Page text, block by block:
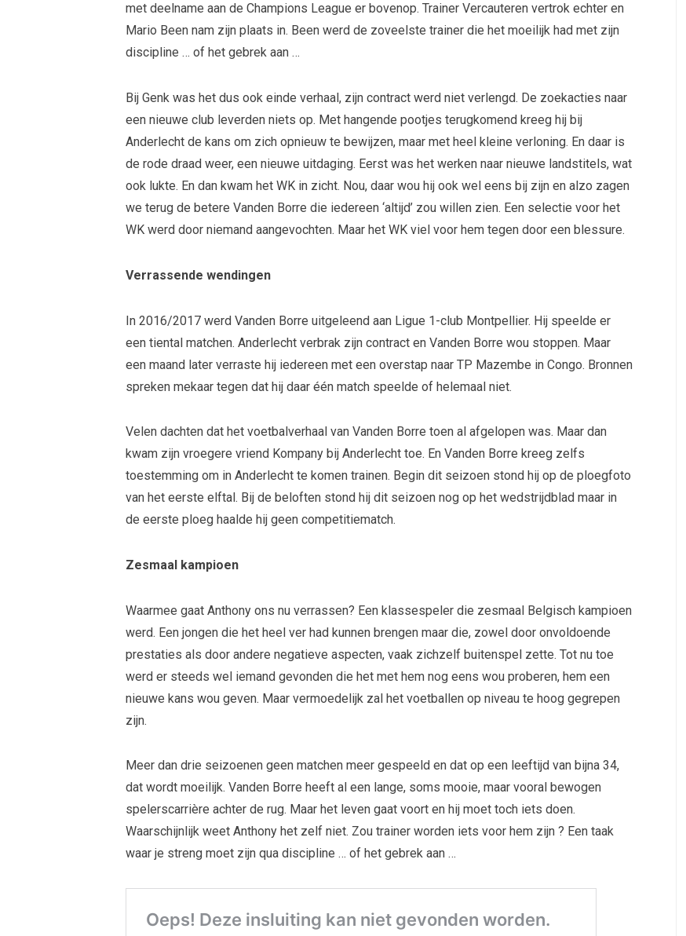
met deelname aan de Champions League er bovenop. Trainer Vercauteren vertrok echter en
Mario Been nam zijn plaats in. Been werd de zoveelste trainer die het moeilijk had met zijn
discipline … of het gebrek aan …
Bij Genk was het dus ook einde verhaal, zijn contract werd niet verlengd. De zoekacties naar
een nieuwe club leverden niets op. Met hangende pootjes terugkomend kreeg hij bij
Anderlecht de kans om zich opnieuw te bewijzen, maar met heel kleine verloning. En daar is
de rode draad weer, een nieuwe uitdaging. Eerst was het werken naar nieuwe landstitels, wat
ook lukte. En dan kwam het WK in zicht. Nou, daar wou hij ook wel eens bij zijn en alzo zagen
we terug de betere Vanden Borre die iedereen ‘altijd’ zou willen zien. Een selectie voor het
WK werd door niemand aangevochten. Maar het WK viel voor hem tegen door een blessure.
Verrassende wendingen
In 2016/2017 werd Vanden Borre uitgeleend aan Ligue 1-club Montpellier. Hij speelde er
een tiental matchen. Anderlecht verbrak zijn contract en Vanden Borre wou stoppen. Maar
een maand later verraste hij iedereen met een overstap naar TP Mazembe in Congo. Bronnen
spreken mekaar tegen dat hij daar één match speelde of helemaal niet.
Velen dachten dat het voetbalverhaal van Vanden Borre toen al afgelopen was. Maar dan
kwam zijn vroegere vriend Kompany bij Anderlecht toe. En Vanden Borre kreeg zelfs
toestemming om in Anderlecht te komen trainen. Begin dit seizoen stond hij op de ploegfoto
van het eerste elftal. Bij de beloften stond hij dit seizoen nog op het wedstrijdblad maar in
de eerste ploeg haalde hij geen competitiematch.
Zesmaal kampioen
Waarmee gaat Anthony ons nu verrassen? Een klassespeler die zesmaal Belgisch kampioen
werd. Een jongen die het heel ver had kunnen brengen maar die, zowel door onvoldoende
prestaties als door andere negatieve aspecten, vaak zichzelf buitenspel zette. Tot nu toe
werd er steeds wel iemand gevonden die het met hem nog eens wou proberen, hem een
nieuwe kans wou geven. Maar vermoedelijk zal het voetballen op niveau te hoog gegrepen
zijn.
Meer dan drie seizoenen geen matchen meer gespeeld en dat op een leeftijd van bijna 34,
dat wordt moeilijk. Vanden Borre heeft al een lange, soms mooie, maar vooral bewogen
spelerscarrière achter de rug. Maar het leven gaat voort en hij moet toch iets doen.
Waarschijnlijk weet Anthony het zelf niet. Zou trainer worden iets voor hem zijn ? Een taak
waar je streng moet zijn qua discipline … of het gebrek aan …